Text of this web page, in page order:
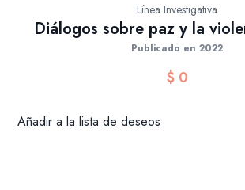
Línea Investigativa
Diálogos sobre paz y la
Publicado en 2022
$0
Añadir a la lista de deseos